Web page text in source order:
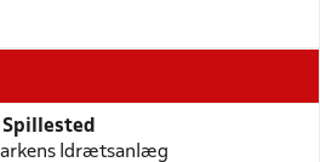
Spillested
Idrætsanlæg